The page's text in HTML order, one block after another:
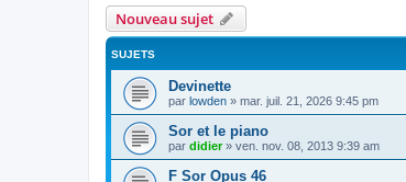
Nouveau sujet
SUJETS
Devinette
par lowden » mar. juil. 21, 2026 9:45 pm
Sor et le piano
par didier» ven. nov. 08, 2013 9:39 am
F Sor Opus 46